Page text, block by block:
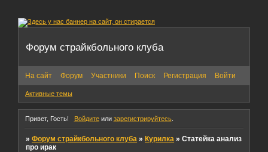
Форум страйкбольного клуба
На сайт Форум Участники Поиск Регистрация Войти
Активные темы
Привет, Гость! Войдитеили зарегистрируйтесь.
»Форум страйкбольного клуба »Курилка »Статейка анализ
про ирак